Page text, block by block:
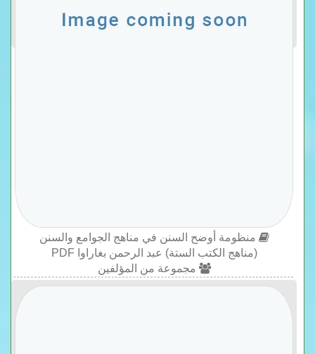
منظومة أوضح السنن في مناهج الجوامع والسنن
(مناهج الكتب الستة) عبد الرحمن بغاراوا PDF
مجموعة من المؤلفين